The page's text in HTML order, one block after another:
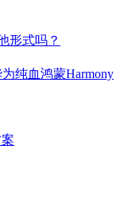
形式吗？
纯血鸿蒙Harmony